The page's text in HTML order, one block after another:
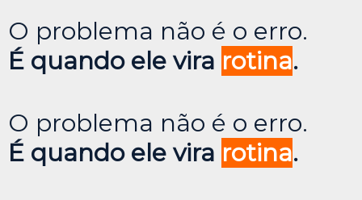
O problema não é o erro.
É quando ele vira rotina.
O problema não é o erro.
É quando ele vira rotina.